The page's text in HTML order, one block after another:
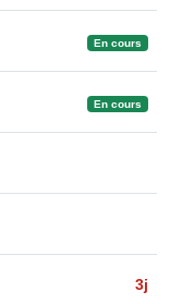
En cours
En cours
3j